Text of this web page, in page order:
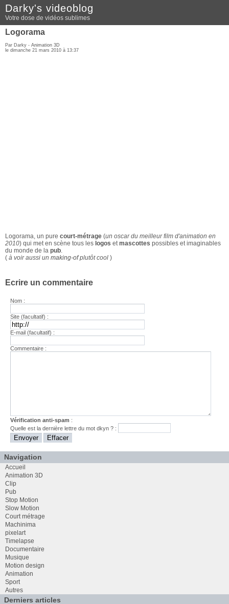
Darky's videoblog
Votre dose de vidéos sublimes
Logorama
Par Darky - Animation 3D
le dimanche 21 mars 2010 à 13:37
Logorama, un pure court-métrage (un oscar du meilleur film d'animation en
2010) qui met en scène tous les logos etmascottes possibles et imaginables
du monde de la pub.
( à voir aussi un making-ofplutôt cool )
Ecrire un commentaire
Nom :
Site (facultatif) :
E-mail (facultatif) :
Commentaire :
Vérification anti-spam :
Quelle est ladernière lettre du motdkyn ? :
Navigation
Accueil
Animation 3D
Clip
Pub
Stop Motion
Slow Motion
Court métrage
Machinima
pixelart
Timelapse
Documentaire
Musique
Motion design
Animation
Sport
Autres
Derniers articles